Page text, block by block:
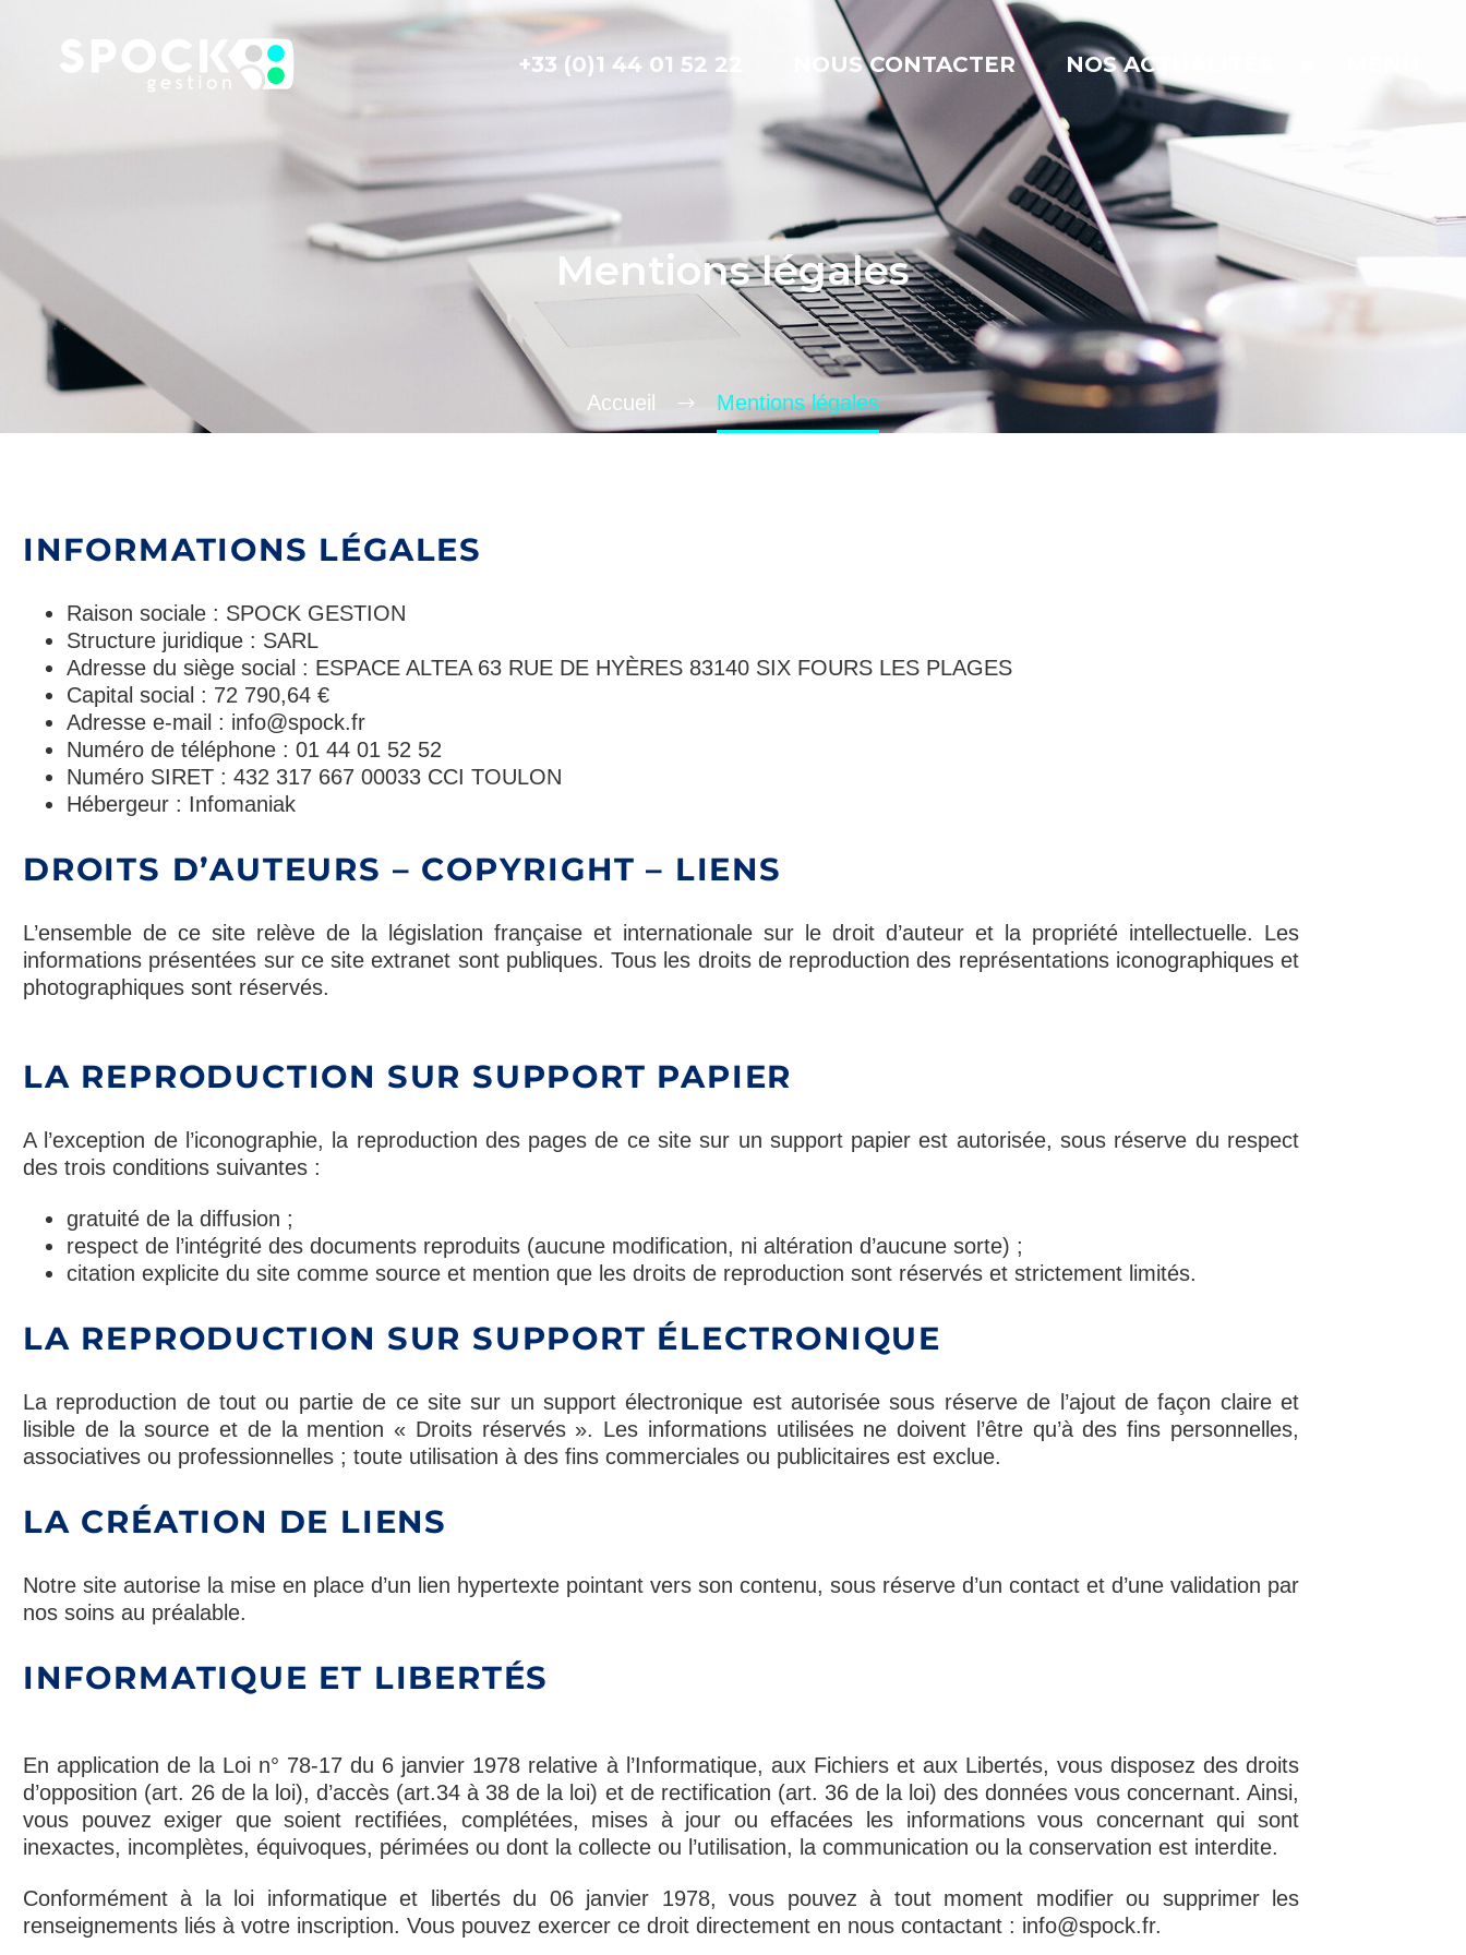
+33 (0)1 44 01 52 22 NOUS CONTACTER NOS ACTUALITÉS
Mentions légales
Accueil Mentions légales
INFORMATIONS LÉGALES
Raison sociale : SPOCK GESTION
Structure juridique : SARL
Adresse du siège social : ESPACE ALTEA 63 RUE DE HYÈRES 83140 SIX FOURS LES PLAGES
Capital social : 72 790,64 €
Adresse e-mail : info@spock.fr
Numéro de téléphone : 01 44 01 52 52
Numéro SIRET : 432 317 667 00033 CCI TOULON
Hébergeur : Infomaniak
DROITS D’AUTEURS – COPYRIGHT – LIENS
L’ensemble de ce site relève de la législation française et internationale sur le droit d’auteur et la propriété intellectuelle. Les
informations présentées sur ce site extranet sont publiques. Tous les droits de reproduction des représentations iconographiques et
photographiques sont réservés.
LA REPRODUCTION SUR SUPPORT PAPIER
A l’exception de l’iconographie, la reproduction des pages de ce site sur un support papier est autorisée, sous réserve du respect
des trois conditions suivantes :
gratuité de la diffusion ;
respect de l’intégrité des documents reproduits (aucune modification, ni altération d’aucune sorte) ;
citation explicite du site comme source et mention que les droits de reproduction sont réservés et strictement limités.
LA REPRODUCTION SUR SUPPORT ÉLECTRONIQUE
La reproduction de tout ou partie de ce site sur un support électronique est autorisée sous réserve de l’ajout de façon claire et
lisible de la source et de la mention « Droits réservés ». Les informations utilisées ne doivent l’être qu’à des fins personnelles,
associatives ou professionnelles ; toute utilisation à des fins commerciales ou publicitaires est exclue.
LA CRÉATION DE LIENS
Notre site autorise la mise en place d’un lien hypertexte pointant vers son contenu, sous réserve d’un contact et d’une validation par
nos soins au préalable.
INFORMATIQUE ET LIBERTÉS
En application de la Loi n° 78-17 du 6 janvier 1978 relative à l’Informatique, aux Fichiers et aux Libertés, vous disposez des droits
d’opposition (art. 26 de la loi), d’accès (art.34 à 38 de la loi) et de rectification (art. 36 de la loi) des données vous concernant. Ainsi,
vous pouvez exiger que soient rectifiées, complétées, mises à jour ou effacées les informations vous concernant qui sont
inexactes, incomplètes, équivoques, périmées ou dont la collecte ou l’utilisation, la communication ou la conservation est interdite.
Conformément à la loi informatique et libertés du 06 janvier 1978, vous pouvez à tout moment modifier ou supprimer les
renseignements liés à votre inscription. Vous pouvez exercer ce droit directement en nous contactant : info@spock.fr.